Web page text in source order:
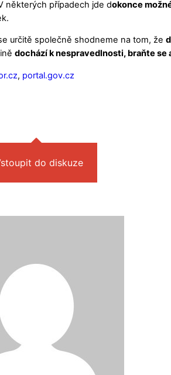
některých případech jde dokonce
určitě společně shodneme na tom, že
dochází k nespravedlnosti, braňte
, portal.gov.cz
do diskuze